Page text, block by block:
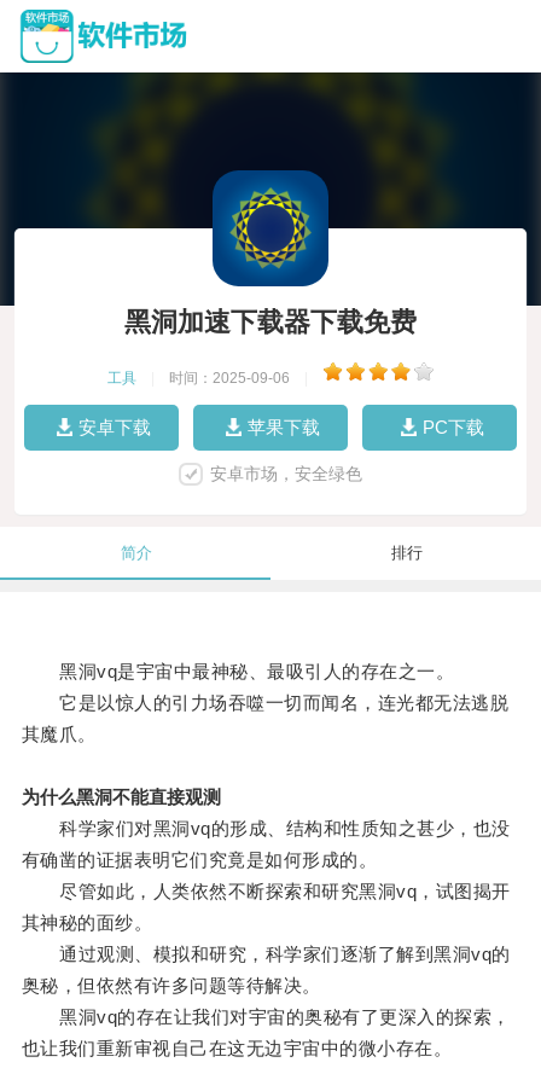
黑洞加速下载器下载免费
工具 时间：2025-09-06
安卓下载 苹果下载 PC下载
安卓市场，安全绿色
简介 排行
黑洞vq是宇宙中最神秘、最吸引人的存在之一。
它是以惊人的引力场吞噬一切而闻名，连光都无法逃脱
其魔爪。
为什么黑洞不能直接观测
科学家们对黑洞vq的形成、结构和性质知之甚少，也没
有确凿的证据表明它们究竟是如何形成的。
尽管如此，人类依然不断探索和研究黑洞vq，试图揭开
其神秘的面纱。
通过观测、模拟和研究，科学家们逐渐了解到黑洞vq的
奥秘，但依然有许多问题等待解决。
黑洞vq的存在让我们对宇宙的奥秘有了更深入的探索，
也让我们重新审视自己在这无边宇宙中的微小存在。